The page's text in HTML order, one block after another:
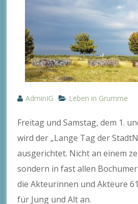
AdminIG Leben in Grumme
Freitag und Samstag, dem 1.
wird der „Lange Tag der
ausgerichtet. Nicht an einem
sondern in fast allen
die Akteurinnen und Akteure
für Jung und Alt an.